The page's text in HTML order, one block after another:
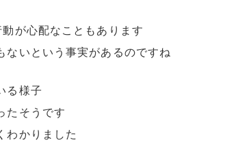
が心配なこともあります
ないという事実があるのですね
る様子
たそうです
わかりました